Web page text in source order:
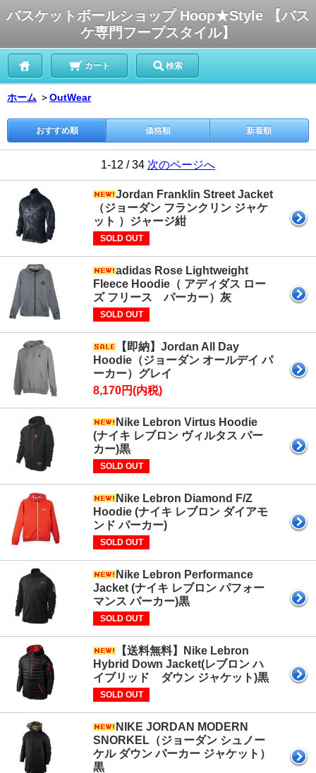
バスケットボールショップ Hoop★Style 【バス
ケ専門フープスタイル】
カート 検索
ホーム ＞OutWear
おすすめ順 価格順 新着順
1-12 / 34 次のページへ
Jordan Franklin Street Jacket
（ジョーダン フランクリン ジャケ
ット ）ジャージ紺
SOLD OUT
adidas Rose Lightweight
Fleece Hoodie（ アディダス ロー
ズ フリース パーカー）灰
SOLD OUT
【即納】Jordan All Day
Hoodie（ジョーダン オールデイ パ
ーカー）グレイ
8,170円(内税)
Nike Lebron Virtus Hoodie
(ナイキ レブロン ヴィルタス パー
カー)黒
SOLD OUT
Nike Lebron Diamond F/Z
Hoodie (ナイキ レブロン ダイアモ
ンド パーカー)
SOLD OUT
Nike Lebron Performance
Jacket (ナイキ レブロン パフォー
マンス パーカー)黒
SOLD OUT
【送料無料】Nike Lebron
Hybrid Down Jacket(レブロン ハ
イブリッド ダウン ジャケット)黒
SOLD OUT
NIKE JORDAN MODERN
SNORKEL（ジョーダン シュノー
ケル ダウン パーカー ジャケット）
黒